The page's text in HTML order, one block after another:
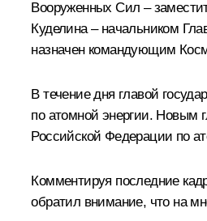
Вооруженных Сил –
Куделина – начальником
назначен командующим
В течение дня главой
по атомной энергии. Новым
Российской Федерации по
Комментируя последние
обратил внимание, что на